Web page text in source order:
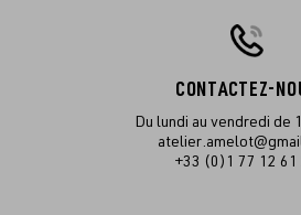
CONTACTEZ-
Du lundi au vendredi de
+33 (0)1 77 12 61